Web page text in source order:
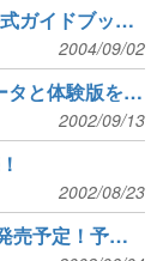
「ステラナビゲータ Ver.7」「公式ガイドブック」発売決定
2004/09/02
ステラナビゲータ６のアップデータと体験版を公開
2002/09/13
2002/08/23
ステラナビゲータVer.6 7月19日発売予定！予約受付中！